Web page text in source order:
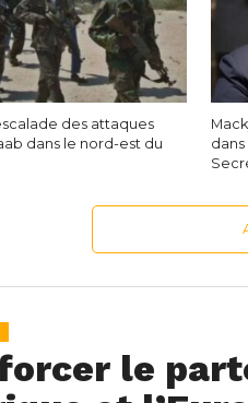
des attaques
dans le nord-est du
le